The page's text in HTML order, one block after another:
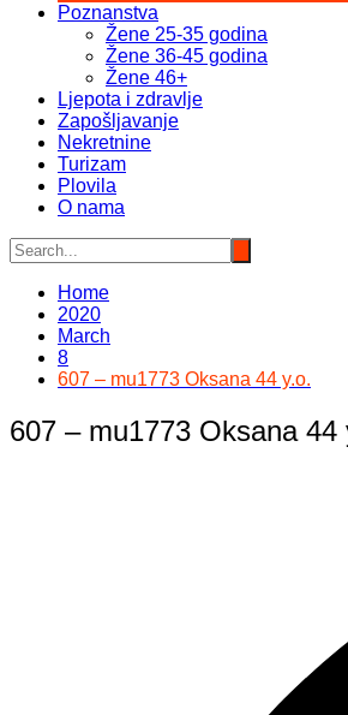
Poznanstva
Žene 25-35 godina
Žene 36-45 godina
Žene 46+
Ljepota i zdravlje
Zapošljavanje
Nekretnine
Turizam
Plovila
O nama
Home
2020
March
8
607 – mu1773 Oksana 44 y.o.
607 – mu1773 Oksana 44